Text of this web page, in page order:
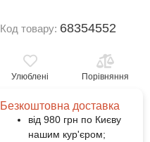
Код товару: 68354552
Улюблені Порівняння
Безкоштовна доставка
від 980 грн по Києву
нашим кур'єром;